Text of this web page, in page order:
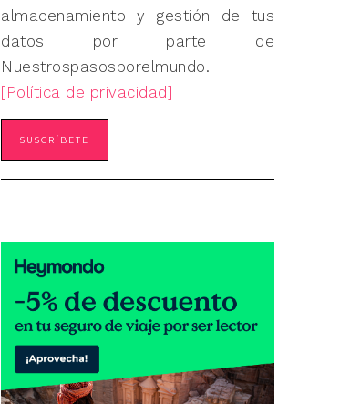
almacenamiento y gestión de tus
datos por parte de
Nuestrospasosporelmundo.
[Política de privacidad]